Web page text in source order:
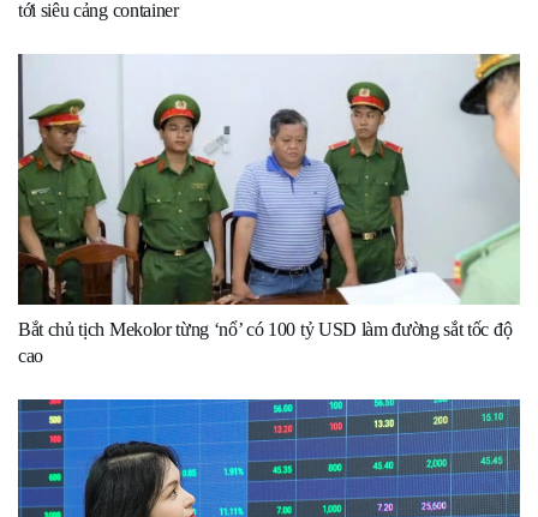
tới siêu cảng container
Bắt chủ tịch Mekolor từng ‘nổ’ có 100 tỷ USD làm đường sắt tốc độ
cao